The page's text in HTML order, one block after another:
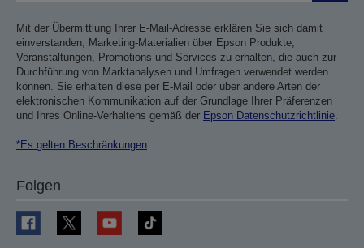
Mit der Übermittlung Ihrer E-Mail-Adresse erklären Sie sich damit
einverstanden, Marketing-Materialien über Epson Produkte,
Veranstaltungen, Promotions und Services zu erhalten, die auch zur
Durchführung von Marktanalysen und Umfragen verwendet werden
können. Sie erhalten diese per E-Mail oder über andere Arten der
elektronischen Kommunikation auf der Grundlage Ihrer Präferenzen
und Ihres Online-Verhaltens gemäß der Epson Datenschutzrichtlinie.
*Es gelten Beschränkungen
Folgen